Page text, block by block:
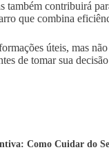
também contribuirá
que combina
úteis, mas
de tomar sua
Como Cuidar do